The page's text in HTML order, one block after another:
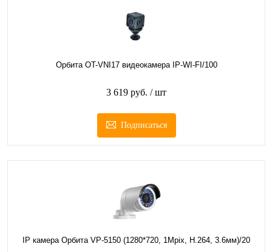
Орбита OT-VNI17 видеокамера IP-WI-FI/100
3 619 руб. / шт
Подписаться
IP камера Орбита VP-5150 (1280*720, 1Mpix, H.264, 3.6мм)/20